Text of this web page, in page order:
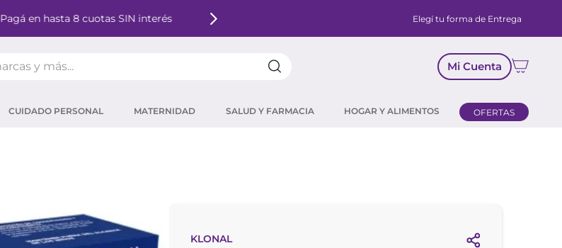
Pagá en hasta 8 cuotas SIN interés Elegí tu forma de Entrega
Mi Cuenta
CUIDADO PERSONAL MATERNIDAD SALUD Y FARMACIA HOGAR Y ALIMENTOS OFERTAS
KLONAL